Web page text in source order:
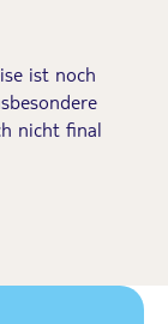
ist noch
nicht final